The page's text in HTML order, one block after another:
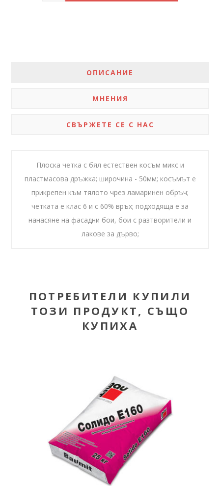
ОПИСАНИЕ
МНЕНИЯ
СВЪРЖЕТЕ СЕ С НАС
Плоска четка с бял естествен косъм микс и
пластмасова дръжка; широчина - 50мм; косъмът е
прикрепен към тялото чрез ламаринен обръч;
четката е клас 6 и с 60% връх; подходяща е за
нанасяне на фасадни бои, бои с разтворители и
лакове за дърво;
ПОТРЕБИТЕЛИ КУПИЛИ
ТОЗИ ПРОДУКТ, СЪЩО
КУПИХА